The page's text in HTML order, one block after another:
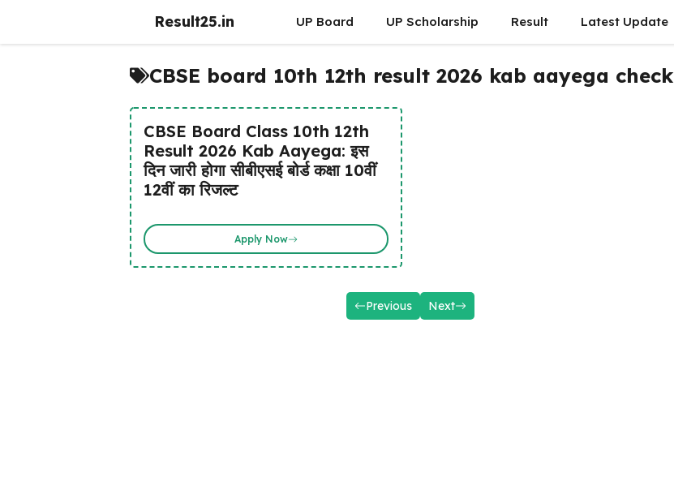
Result25.in UP Board UP Scholarship Result Latest Update
CBSE board 10th 12th result 2026 kab aayega check
CBSE Board Class 10th 12th
Result 2026 Kab Aayega: इस
दिन जारी होगा सीबीएसई बोर्ड कक्षा 10वीं
12वीं का रिजल्ट
Apply Now
Previous Next